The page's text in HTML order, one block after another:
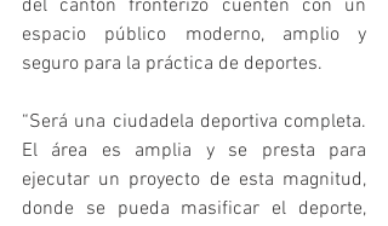
del cantón fronterizo cuenten con un
espacio público moderno, amplio y
seguro para la práctica de deportes.
“Será una ciudadela deportiva completa.
El área es amplia y se presta para
ejecutar un proyecto de esta magnitud,
donde se pueda masificar el deporte,